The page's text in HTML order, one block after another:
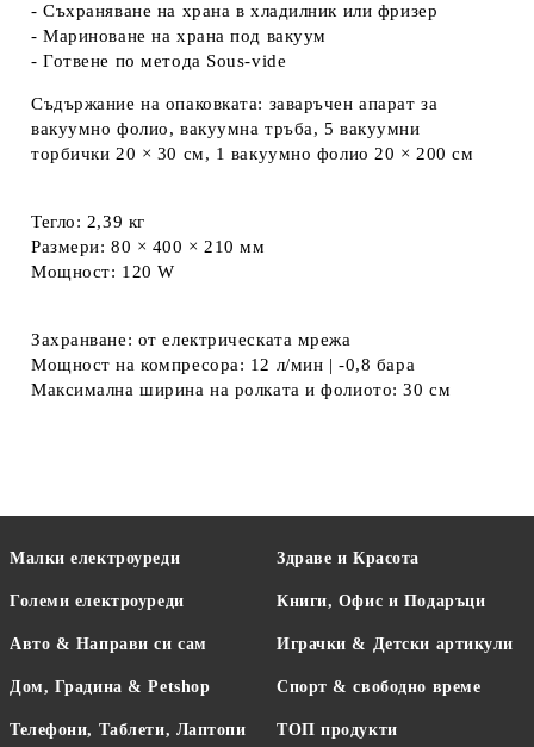
- Съхраняване на храна в хладилник или фризер
- Мариноване на храна под вакуум
- Готвене по метода Sous-vide
Съдържание на опаковката: заваръчен апарат за
вакуумно фолио, вакуумна тръба, 5 вакуумни
торбички 20 × 30 см, 1 вакуумно фолио 20 × 200 см
Тегло: 2,39 кг
Размери: 80 × 400 × 210 мм
Мощност: 120 W
Захранване: от електрическата мрежа
Мощност на компресора: 12 л/мин | -0,8 бара
Максимална ширина на ролката и фолиото: 30 см
Малки електроуреди
Големи електроуреди
Авто & Направи си сам
Дом, Градина & Petshop
Телефони, Таблети, Лаптопи
Здраве и Красота
Книги, Офис и Подаръци
Играчки & Детски артикули
Спорт & свободно време
ТОП продукти